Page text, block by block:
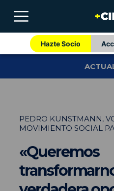
Hazte Socio
PEDRO KUNSTMANN,
MOVIMIENTO SOCIAL
«Queremos